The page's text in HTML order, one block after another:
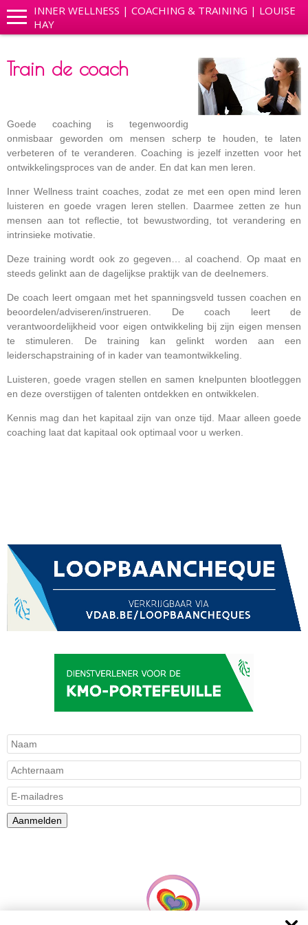
INNER WELLNESS | COACHING & TRAINING | LOUISE
HAY
Train de coach
Goede coaching is tegenwoordig
onmisbaar geworden om mensen scherp te houden, te laten
verbeteren of te veranderen. Coaching is jezelf inzetten voor het
ontwikkelingsproces van de ander. En dat kan men leren.
Inner Wellness traint coaches, zodat ze met een open mind leren
luisteren en goede vragen leren stellen. Daarmee zetten ze hun
mensen aan tot reflectie, tot bewustwording, tot verandering en
intrinsieke motivatie.
Deze training wordt ook zo gegeven… al coachend. Op maat en
steeds gelinkt aan de dagelijkse praktijk van de deelnemers.
De coach leert omgaan met het spanningsveld tussen coachen en
beoordelen/adviseren/instrueren. De coach leert de
verantwoordelijkheid voor eigen ontwikkeling bij zijn eigen mensen
te stimuleren. De training kan gelinkt worden aan een
leiderschapstraining of in kader van teamontwikkeling.
Luisteren, goede vragen stellen en samen knelpunten blootleggen
en deze overstijgen of talenten ontdekken en ontwikkelen.
Kennis mag dan het kapitaal zijn van onze tijd. Maar alleen goede
coaching laat dat kapitaal ook optimaal voor u werken.
Aanmelden